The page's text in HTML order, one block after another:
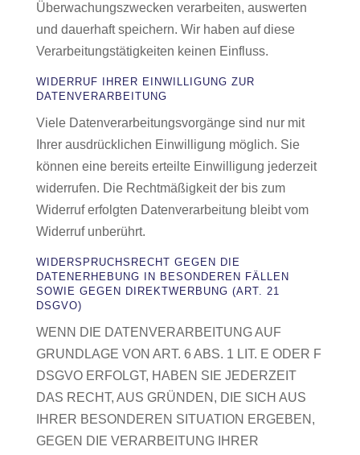
Überwachungszwecken verarbeiten, auswerten
und dauerhaft speichern. Wir haben auf diese
Verarbeitungstätigkeiten keinen Einfluss.
WIDERRUF IHRER EINWILLIGUNG ZUR
DATENVERARBEITUNG
Viele Datenverarbeitungsvorgänge sind nur mit
Ihrer ausdrücklichen Einwilligung möglich. Sie
können eine bereits erteilte Einwilligung jederzeit
widerrufen. Die Rechtmäßigkeit der bis zum
Widerruf erfolgten Datenverarbeitung bleibt vom
Widerruf unberührt.
WIDERSPRUCHSRECHT GEGEN DIE
DATENERHEBUNG IN BESONDEREN FÄLLEN
SOWIE GEGEN DIREKTWERBUNG (ART. 21
DSGVO)
WENN DIE DATENVERARBEITUNG AUF
GRUNDLAGE VON ART. 6 ABS. 1 LIT. E ODER F
DSGVO ERFOLGT, HABEN SIE JEDERZEIT
DAS RECHT, AUS GRÜNDEN, DIE SICH AUS
IHRER BESONDEREN SITUATION ERGEBEN,
GEGEN DIE VERARBEITUNG IHRER